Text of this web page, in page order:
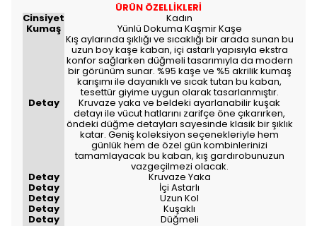
ÜRÜN ÖZELLİKLERİ
Cinsiyet Kadın
Kumaş Yünlü Dokuma Kaşmir Kaşe
Detay
Kış aylarında şıklığı ve sıcaklığı bir arada sunan bu
uzun boy kaşe kaban, içi astarlı yapısıyla ekstra
konfor sağlarken düğmeli tasarımıyla da modern
bir görünüm sunar. %95 kaşe ve %5 akrilik kumaş
karışımı ile dayanıklı ve sıcak tutan bu kaban,
tesettür giyime uygun olarak tasarlanmıştır.
Kruvaze yaka ve beldeki ayarlanabilir kuşak
detayı ile vücut hatlarını zarifçe öne çıkarırken,
öndeki düğme detayları sayesinde klasik bir şıklık
katar. Geniş koleksiyon seçenekleriyle hem
günlük hem de özel gün kombinlerinizi
tamamlayacak bu kaban, kış gardırobunuzun
vazgeçilmezi olacak.
Detay Kruvaze Yaka
Detay İçi Astarlı
Detay Uzun Kol
Detay Kuşaklı
Detay Düğmeli